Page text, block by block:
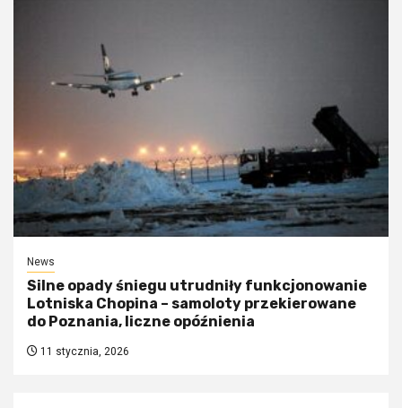
News
Silne opady śniegu utrudniły funkcjonowanie
Lotniska Chopina – samoloty przekierowane
do Poznania, liczne opóźnienia
11 stycznia, 2026